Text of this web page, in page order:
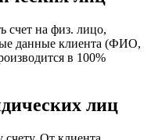
счет на физ. лицо,
данные клиента (ФИО,
в 100%
лиц